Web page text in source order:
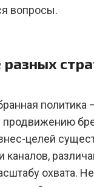
вопросы.
политика
продвижению
целей
каналов,
охвата. Не